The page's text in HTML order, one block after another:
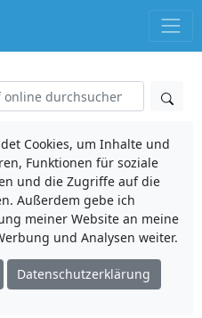
Cookies, um Inhalte und
Funktionen für soziale
und die Zugriffe auf die
Außerdem gebe ich
meiner Website an meine
und Analysen weiter.
Datenschutzerklärung